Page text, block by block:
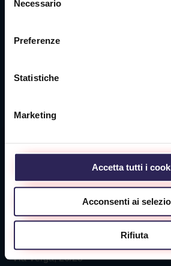
delNecessario
Preferenze
Statistiche
Marketing
Accetta tutti i
Acconsenti ai
Rifiuta
Via Privata O.T.O., 33
Tel. +39 0187 564 859
Sede Massa Carrara
Via Aurelia Ovest 349
54100 Massa (MS)
Via Verga, 26/28